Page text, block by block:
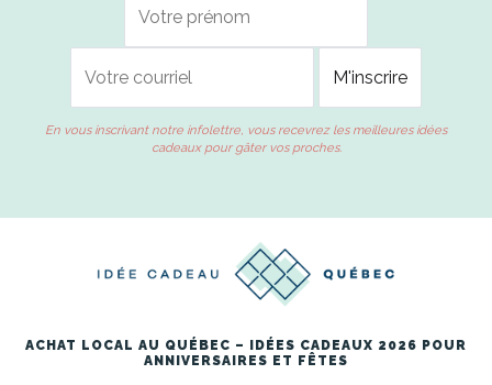
En vous inscrivant notre infolettre, vous recevrez les meilleures idées
cadeaux pour gâter vos proches.
ACHAT LOCAL AU QUÉBEC – IDÉES CADEAUX 2026 POUR
ANNIVERSAIRES ET FÊTES